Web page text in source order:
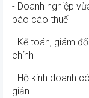
- Doanh nghiệp
báo cáo thuế
- Kế toán, giám
chính
- Hộ kinh doanh
giản